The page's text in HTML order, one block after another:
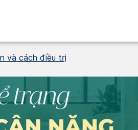
và cách điều trị